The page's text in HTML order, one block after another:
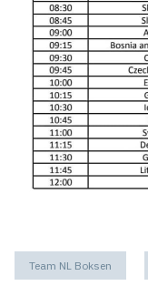
Team NL Boksen